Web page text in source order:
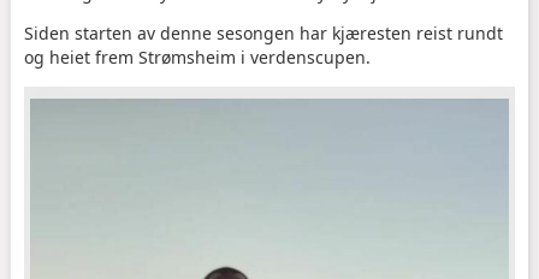
Siden starten av denne sesongen har kjæresten reist rundt
og heiet frem Strømsheim i verdenscupen.